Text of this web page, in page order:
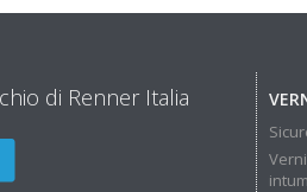
di Renner Italia